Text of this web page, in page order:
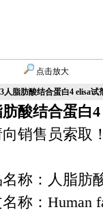
点击放大
人脂肪酸结合蛋白4 elisa
酸结合蛋白
销售员索取
称：人脂肪
称：Human